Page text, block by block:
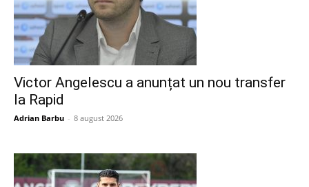
Victor Angelescu a anunțat un nou transfer
la Rapid
Adrian Barbu - 8 august 2026